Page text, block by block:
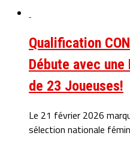
Qualification
Débute avec
de 23 Joueuses!
Le 21 février 2026
sélection nationale